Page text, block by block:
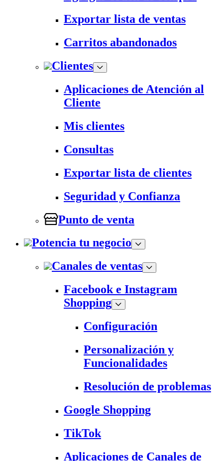
Exportar lista de ventas
Carritos abandonados
Clientes
Aplicaciones de Atención al
Cliente
Mis clientes
Consultas
Exportar lista de clientes
Seguridad y Confianza
Punto de venta
Potencia tu negocio
Canales de ventas
Facebook e Instagram
Shopping
Configuración
Personalización y
Funcionalidades
Resolución de problemas
Google Shopping
TikTok
Aplicaciones de Canales de